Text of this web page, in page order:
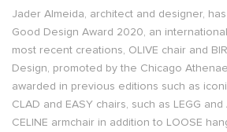
Jader Almeida, architect and designer,
Good Design Award 2020, an
most recent creations, OLIVE chair and
Design, promoted by the Chicago
awarded in previous editions such as iconic
CLAD and EASY chairs, such as LEGG and
CELINE armchair in addition to LOOSE